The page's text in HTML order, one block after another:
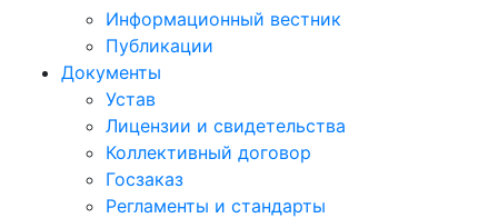
Информационный вестник
Публикации
Документы
Устав
Лицензии и свидетельства
Коллективный договор
Госзаказ
Регламенты и стандарты